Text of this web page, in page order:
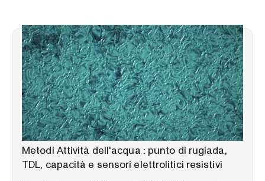
LIBRERIA DELLE COMPETENZE
Metodi Attività dell'acqua : punto di rugiada,
TDL, capacità e sensori elettrolitici resistivi